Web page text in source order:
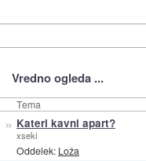
Vredno ogleda ...
Tema
» Kateri kavni apart?
xseki
Oddelek: Loža